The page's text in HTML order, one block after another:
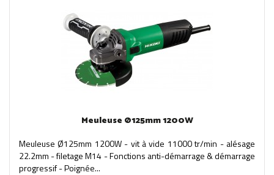
Meuleuse Ø125mm 1200W
Meuleuse Ø125mm 1200W - vit à vide 11000 tr/min - alésage
22.2mm - filetage M14 - Fonctions anti-démarrage & démarrage
progressif - Poignée...